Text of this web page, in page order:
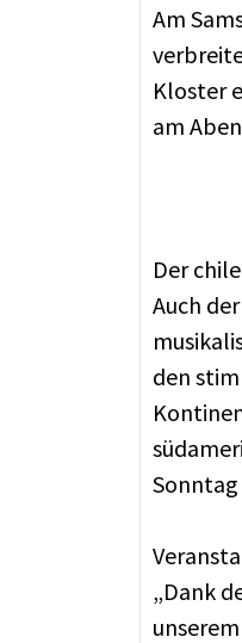
Am
Kloster
am
Der
Auch
den
„Dank